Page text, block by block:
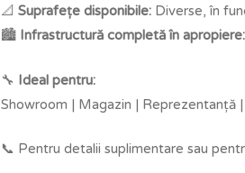
📐 Suprafețe disponibile: Diverse, în
🏙️ Infrastructură completă în apropiere:
🔧 Ideal pentru:
Showroom | Magazin | Reprezentanță
📞 Pentru detalii suplimentare sau